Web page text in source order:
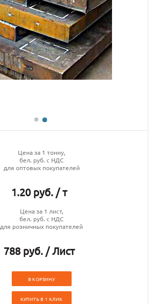
Цена за 1 тонну,
бел. руб. с НДС
для оптовых покупателей
1.20 руб. / т
Цена за 1 лист,
бел. руб. с НДС
для розничных покупателей
788 руб. / Лист
В КОРЗИНУ
КУПИТЬ В 1 КЛИК